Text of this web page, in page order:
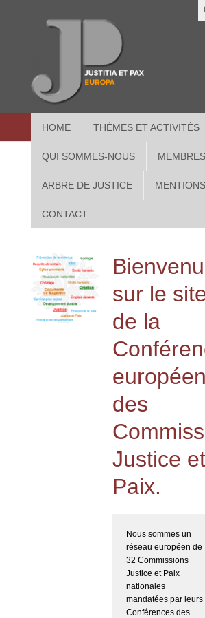
HOME THÈMES ET ACTIVITÉS
QUI SOMMES-NOUS MEMBRES
ARBRE DE JUSTICE
CONTACT
sur le
de la
des
Justice et
Paix.
Nous sommes un
réseau européen de
32 Commissions
Justice et Paix
nationales
mandatées par leurs
Conférences des